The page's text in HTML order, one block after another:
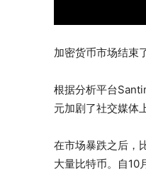
加密货币市场结束
根据分析平台
元加剧了社交媒体
在市场暴跌之后，
大量比特币。自10